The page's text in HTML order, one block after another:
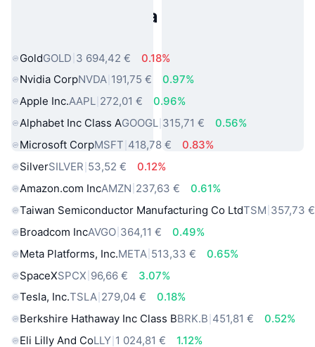
Populárne aktíva z reálneho
GoldGOLD 3 694,42 €
0.18%
Nvidia CorpNVDA 191,75 €
0.97%
Apple Inc.AAPL 272,01 €
0.96%
Alphabet Inc Class AGOOGL 315,71 €
0.56%
Microsoft CorpMSFT 418,78 €
0.83%
SilverSILVER 53,52 €
0.12%
Amazon.com IncAMZN 237,63 €
0.61%
Taiwan Semiconductor Manufacturing Co LtdTSM 357,73 €
Broadcom IncAVGO 364,11 €
0.49%
Meta Platforms, Inc.META 513,33 €
0.65%
SpaceXSPCX 96,66 €
3.07%
Tesla, Inc.TSLA 279,04 €
0.18%
Berkshire Hathaway Inc Class BBRK.B 451,81 €
0.52%
Eli Lilly And CoLLY 1 024,81 €
1.12%